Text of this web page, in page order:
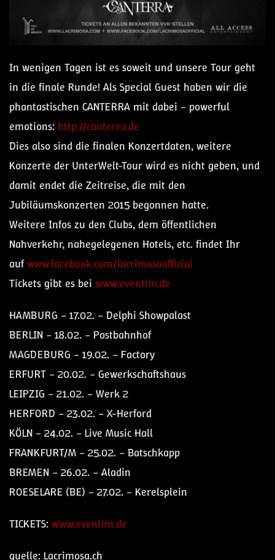
In wenigen Tagen ist es soweit und unsere Tour geht
in die finale Runde! Als Special Guest haben wir die
phantastischen CANTERRA mit dabei – powerful
emotions: http://canterra.de
Dies also sind die finalen Konzertdaten, weitere
Konzerte der UnterWelt-Tour wird es nicht geben, und
damit endet die Zeitreise, die mit den
Jubiläumskonzerten 2015 begonnen hatte.
Weitere Infos zu den Clubs, dem öffentlichen
Nahverkehr, nahegelegenen Hotels, etc. findet Ihr
aufwww.facebook.com/lacrimosaofficial
Tickets gibt es bei www.eventim.de
HAMBURG – 17.02. – Delphi Showpalast
BERLIN – 18.02. – Postbahnhof
MAGDEBURG – 19.02. – Factory
ERFURT – 20.02. – Gewerkschaftshaus
LEIPZIG – 21.02. – Werk 2
HERFORD – 23.02. – X-Herford
KÖLN – 24.02. – Live Music Hall
FRANKFURT/M – 25.02. – Batschkapp
BREMEN – 26.02. – Aladin
ROESELARE (BE) – 27.02. – Kerelsplein
TICKETS: www.eventim.de
quelle: Lacrimosa.ch